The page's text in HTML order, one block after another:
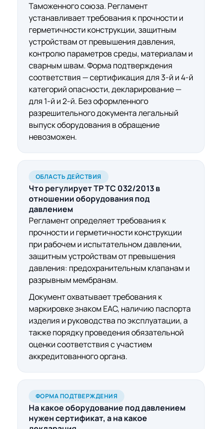
Таможенного союза. Регламент
устанавливает требования к прочности и
герметичности конструкции, защитным
устройствам от превышения давления,
контролю параметров среды, материалам и
сварным швам. Форма подтверждения
соответствия — сертификация для 3-й и 4-й
категорий опасности, декларирование —
для 1-й и 2-й. Без оформленного
разрешительного документа легальный
выпуск оборудования в обращение
невозможен.
ОБЛАСТЬ ДЕЙСТВИЯ
Что регулирует ТР ТС 032/2013в
отношенииоборудования под
давлением
Регламент определяет требования к
прочности и герметичности конструкции
при рабочем и испытательном давлении,
защитным устройствам от превышения
давления: предохранительным клапанам и
разрывным мембранам.
Документ охватывает требования к
маркировке знаком ЕАС, наличию паспорта
изделия и руководства по эксплуатации, а
также порядку проведения обязательной
оценки соответствия с участием
аккредитованного органа.
ФОРМА ПОДТВЕРЖДЕНИЯ
На какоеоборудование под давлением
нужен сертификат, а на какое